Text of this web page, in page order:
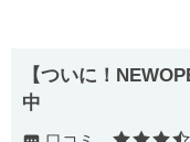
【ついに！
中